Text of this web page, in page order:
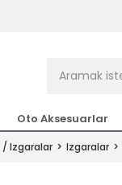
Oto Aksesuarlar
/ Izgaralar Izgaralar